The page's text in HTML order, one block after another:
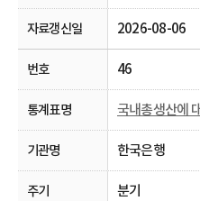
2026-08-06
46
한국은행
분기